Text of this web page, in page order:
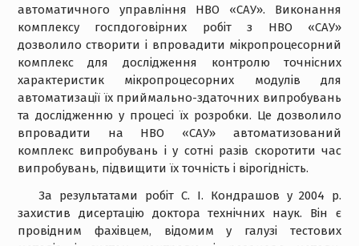
автоматичного управління НВО «САУ». Виконання
комплексу госпдоговірних робіт з НВО «САУ»
дозволило створити і впровадити мікропроцесорний
комплекс для дослідження контролю точнісних
характеристик мікропроцесорних модулів для
автоматизації їх приймально-здаточних випробувань
та дослідженню у процесі їх розробки. Це дозволило
впровадити на НВО «САУ» автоматизований
комплекс випробувань і у сотні разів скоротити час
випробувань, підвищити їх точність і вірогідність.
За результатами робіт С. І. Кондрашов у 2004 р.
захистив дисертацію доктора технічних наук. Він є
провідним фахівцем, відомим у галузі тестових